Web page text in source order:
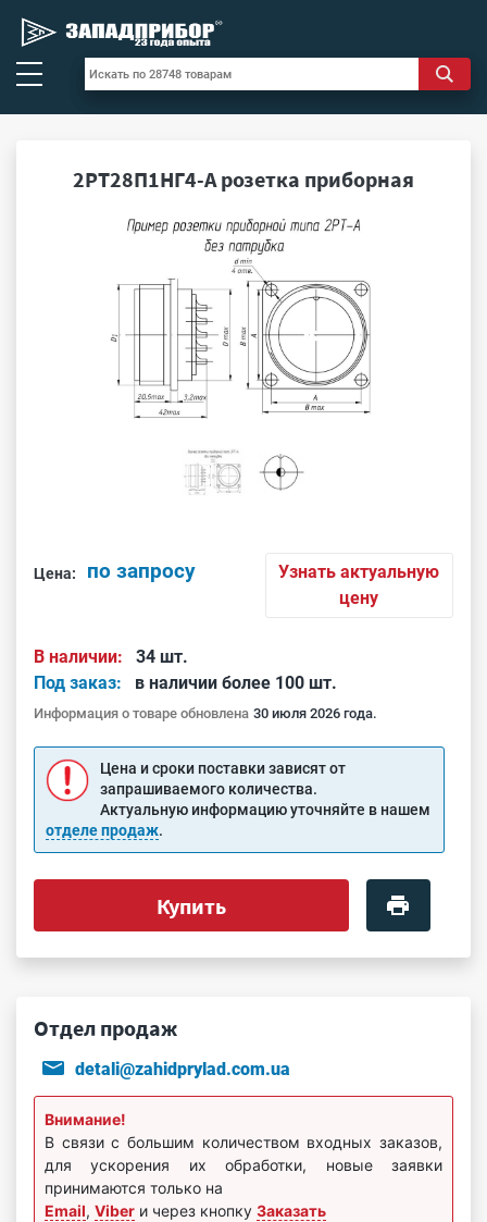
2РТ28П1НГ4-А розетка приборная
Цена: по запросу
Узнать актуальную
цену
В наличии:
34 шт.
Под заказ:
в наличии более 100 шт.
Информация о товаре обновлена 30 июля 2026 года.
Цена и сроки поставки зависят от
запрашиваемого количества.
Актуальную информацию уточняйте в нашем
отделе продаж.
Купить
Отдел продаж
detali@zahidprylad.com.ua
Внимание!
В связи с большим количеством входных заказов,
для ускорения их обработки, новые заявки
принимаются только на
Email, Viber и через кнопку Заказать